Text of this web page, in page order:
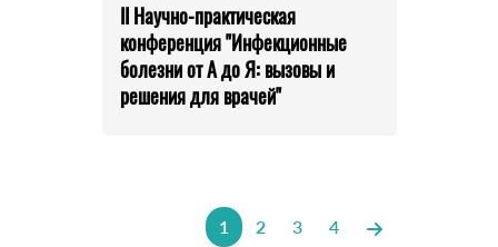
II Научно-практическая
конференция "Инфекционные
болезни от А до Я: вызовы и
решения для врачей"
1 2 3 4